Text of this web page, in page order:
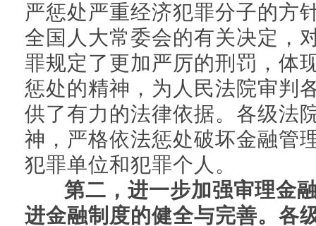
严惩处严重经济犯罪分子的方
全国人大常委会的有关决定，
罪规定了更加严厉的刑罚，体
惩处的精神，为人民法院审判
供了有力的法律依据。各级法
神，严格依法惩处破坏金融管
犯罪单位和犯罪个人。
第二，进一步加强审理金
进金融制度的健全与完善。各